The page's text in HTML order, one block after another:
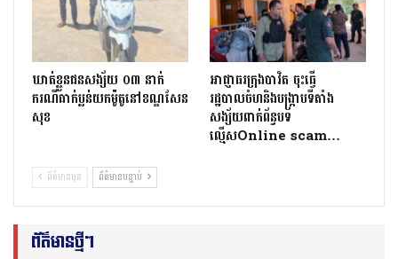
ឃាត់ខ្លួនជនសង្ស័យ ០៣ នាក់
ករណីធាក់ប្លន់យកម៉ូតូនៅខណ្ឌសែន
សុខ
អាជ្ញាធរក្រុងបាវិត ចុះធើ្វ
រដ្ឋបាលចំហនិងបង្ក្រាបទីតាំង
សង្ស័យពាក់ព័ន្ធបទ
ល្មើសOnline scam…
ព័ត៌មានមុន ព័ត៌មានបន្ទាប់
ព័ត៌មានថ្មីៗ